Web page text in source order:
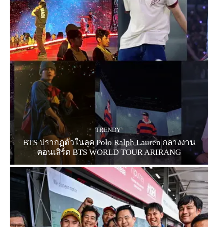
TRENDY
BTS ปรากฏตัวในลุค Polo Ralph Lauren กลางงาน
คอนเสิร์ต BTS WORLD TOUR ARIRANG